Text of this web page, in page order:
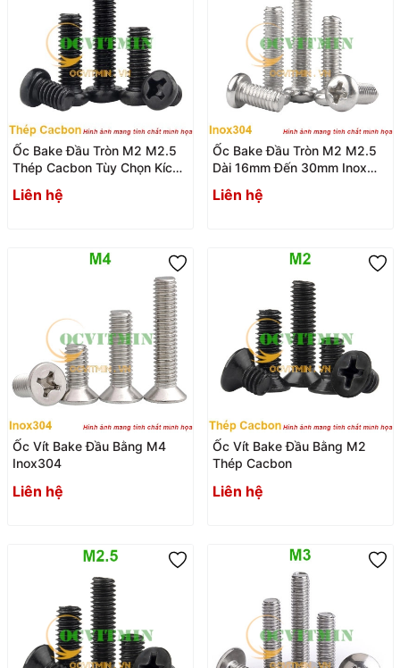
Ốc Bake Đầu Tròn M2 M2.5
Thép Cacbon Tùy Chọn Kích
Liên hệ
Ốc Bake Đầu Tròn M2 M2.5
Dài 16mm Đến 30mm Inox
Liên hệ
Ốc Vít Bake Đầu Bằng M4
Inox304
Liên hệ
Ốc Vít Bake Đầu Bằng M2
Thép Cacbon
Liên hệ